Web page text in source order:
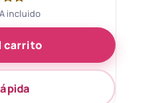
5
incluido
carrito